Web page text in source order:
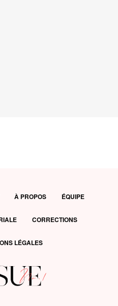
À PROPOS ÉQUIPE
CORRECTIONS
LÉGALES